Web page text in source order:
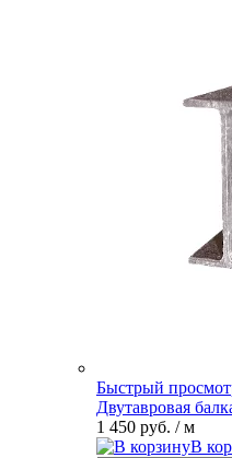
Быстрый
Двутавровая
1 450 руб. / м
В